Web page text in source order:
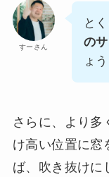
すーさん
と
の
ょう
さらに、より多
け高い位置に窓
ば、吹き抜けに